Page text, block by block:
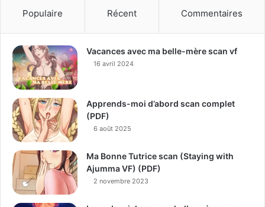
Populaire Récent Commentaires
Vacances avec ma belle-mère scan vf
16 avril 2024
Apprends-moi d’abord scan complet
(PDF)
6 août 2025
Ma Bonne Tutrice scan (Staying with
Ajumma VF) (PDF)
2 novembre 2023